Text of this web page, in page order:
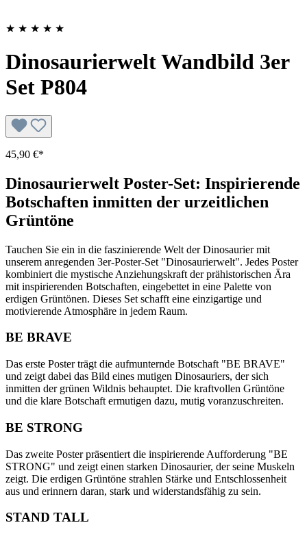
★ ★ ★ ★ ★
Dinosaurierwelt Wandbild 3er
Set P804
45,90 €*
Dinosaurierwelt Poster-Set: Inspirierende
Botschaften inmitten der urzeitlichen
Grüntöne
Tauchen Sie ein in die faszinierende Welt der Dinosaurier mit
unserem anregenden 3er-Poster-Set "Dinosaurierwelt". Jedes Poster
kombiniert die mystische Anziehungskraft der prähistorischen Ära
mit inspirierenden Botschaften, eingebettet in eine Palette von
erdigen Grüntönen. Dieses Set schafft eine einzigartige und
motivierende Atmosphäre in jedem Raum.
BE BRAVE
Das erste Poster trägt die aufmunternde Botschaft "BE BRAVE"
und zeigt dabei das Bild eines mutigen Dinosauriers, der sich
inmitten der grünen Wildnis behauptet. Die kraftvollen Grüntöne
und die klare Botschaft ermutigen dazu, mutig voranzuschreiten.
BE STRONG
Das zweite Poster präsentiert die inspirierende Aufforderung "BE
STRONG" und zeigt einen starken Dinosaurier, der seine Muskeln
zeigt. Die erdigen Grüntöne strahlen Stärke und Entschlossenheit
aus und erinnern daran, stark und widerstandsfähig zu sein.
STAND TALL